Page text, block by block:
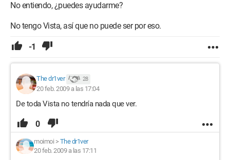
No entiendo, ¿puedes ayudarme?
No tengo Vista, así que no puede ser por eso.
-1
The dr1ver 28
20 feb. 2009 a las 17:04
De toda Vista no tendría nada que ver.
0
moimoi > The dr1ver
20 feb. 2009 a las 17:11